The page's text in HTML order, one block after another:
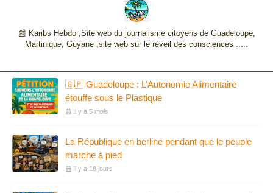
📰 Karibs Hebdo ,Site web du journalisme citoyens de Guadeloupe,
Martinique, Guyane ,site web sur le réveil des consciences .....
🇬🇵 Guadeloupe : L’Autonomie Alimentaire
étouffe sous le Plastique
Il y a 5 mois
La République en berline pendant que le peuple
marche à pied
Il y a 18 jours